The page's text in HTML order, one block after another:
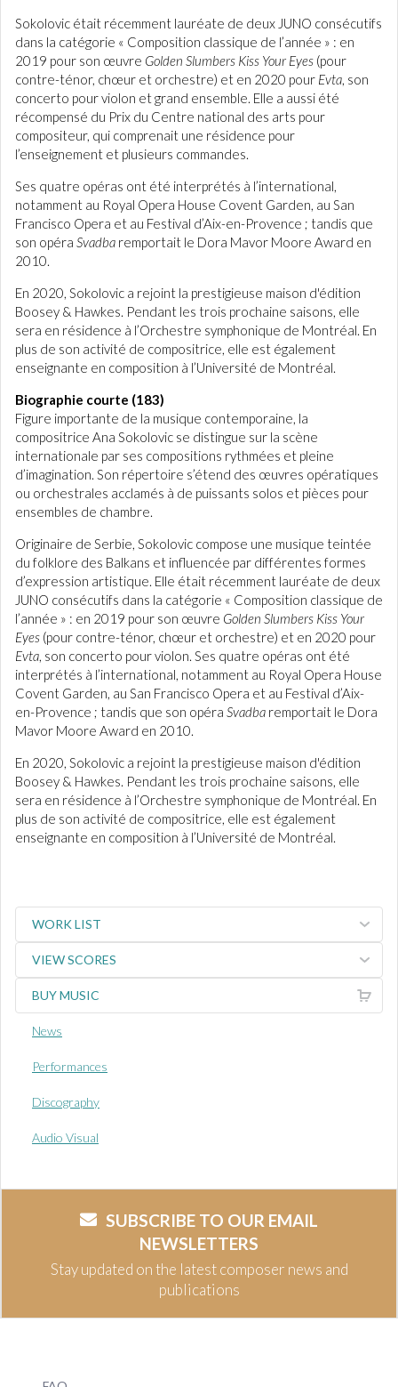
Sokolovic était récemment lauréate de deux JUNO consécutifs
dans la catégorie « Composition classique de l’année » : en
2019 pour son œuvre Golden Slumbers Kiss Your Eyes (pour
contre-ténor, chœur et orchestre) et en 2020 pour Evta, son
concerto pour violon et grand ensemble. Elle a aussi été
récompensé du Prix du Centre national des arts pour
compositeur, qui comprenait une résidence pour
l’enseignement et plusieurs commandes.
Ses quatre opéras ont été interprétés à l’international,
notamment au Royal Opera House Covent Garden, au San
Francisco Opera et au Festival d’Aix-en-Provence ; tandis que
son opéra Svadba remportait le Dora Mavor Moore Award en
2010.
En 2020, Sokolovic a rejoint la prestigieuse maison d'édition
Boosey & Hawkes. Pendant les trois prochaine saisons, elle
sera en résidence à l’Orchestre symphonique de Montréal. En
plus de son activité de compositrice, elle est également
enseignante en composition à l’Université de Montréal.
Biographie courte (183)
Figure importante de la musique contemporaine, la
compositrice Ana Sokolovic se distingue sur la scène
internationale par ses compositions rythmées et pleine
d’imagination. Son répertoire s’étend des œuvres opératiques
ou orchestrales acclamés à de puissants solos et pièces pour
ensembles de chambre.
Originaire de Serbie, Sokolovic compose une musique teintée
du folklore des Balkans et influencée par différentes formes
d’expression artistique. Elle était récemment lauréate de deux
JUNO consécutifs dans la catégorie « Composition classique de
l’année » : en 2019 pour son œuvre Golden Slumbers Kiss Your
Eyes (pour contre-ténor, chœur et orchestre) et en 2020 pour
Evta, son concerto pour violon. Ses quatre opéras ont été
interprétés à l’international, notamment au Royal Opera House
Covent Garden, au San Francisco Opera et au Festival d’Aix-
en-Provence ; tandis que son opéra Svadba remportait le Dora
Mavor Moore Award en 2010.
En 2020, Sokolovic a rejoint la prestigieuse maison d'édition
Boosey & Hawkes. Pendant les trois prochaine saisons, elle
sera en résidence à l’Orchestre symphonique de Montréal. En
plus de son activité de compositrice, elle est également
enseignante en composition à l’Université de Montréal.
WORK LIST
VIEW SCORES
BUY MUSIC
News
Performances
Discography
Audio Visual
SUBSCRIBE TO OUR EMAIL
NEWSLETTERS
Stay updated on the latest composer news and
publications